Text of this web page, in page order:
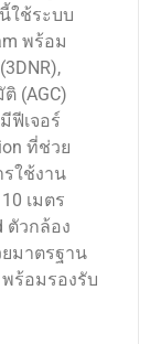
ใช้ระบบ
พร้อม
(AGC)
ฟีเจอร์
ที่ช่วย
ใช้งาน
เมตร
ตัวกล้อง
ยมาตรฐาน
ร้อมรองรับ